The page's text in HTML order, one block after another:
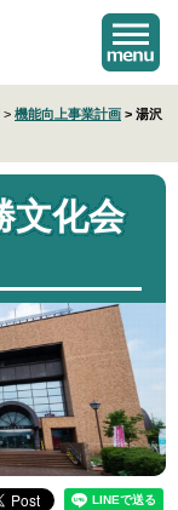
> 機能向上事業計画 > 湯沢
文化会